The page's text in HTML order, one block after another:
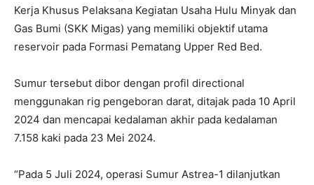
Kerja Khusus Pelaksana Kegiatan Usaha Hulu Minyak dan
Gas Bumi (SKK Migas) yang memiliki objektif utama
reservoir pada Formasi Pematang Upper Red Bed.
Sumur tersebut dibor dengan profil directional
menggunakan rig pengeboran darat, ditajak pada 10 April
2024 dan mencapai kedalaman akhir pada kedalaman
7.158 kaki pada 23 Mei 2024.
“Pada 5 Juli 2024, operasi Sumur Astrea-1 dilanjutkan